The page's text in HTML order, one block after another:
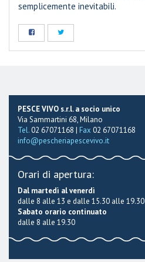
semplicemente inevitabili.
PESCE VIVO s.r.l. a socio unico
Via Sammartini 68, Milano
Tel.02 67071168 | Fax 02 67071168
info@pescheriapescevivo.it
Orari di apertura:
Dal martedì al venerdì
dalle 8 alle 13 e dalle 15.30 alle 19.30
Sabato orario continuato
dalle 8 alle 19.30